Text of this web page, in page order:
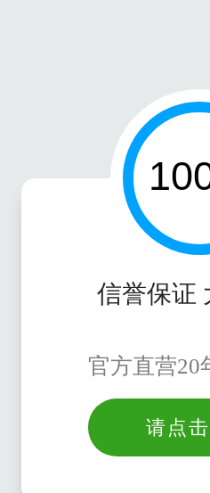
信誉保证
官方直营20
请点